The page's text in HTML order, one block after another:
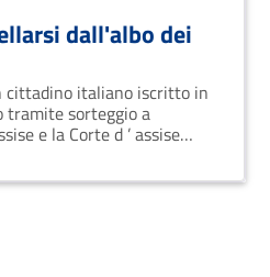
dall'albo dei
cittadino italiano iscritto in
tramite sorteggio a
e la Corte d ’ assise